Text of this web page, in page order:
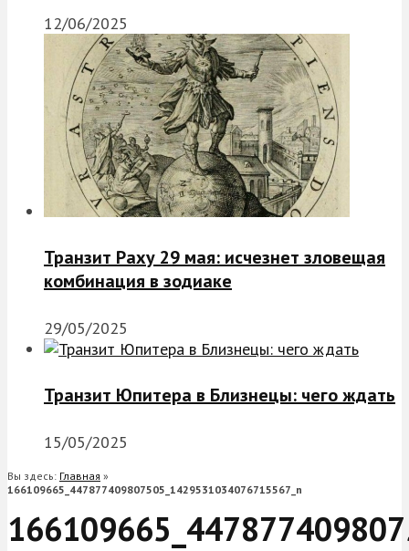
12/06/2025
Транзит Раху 29 мая: исчезнет зловещая
комбинация в зодиаке
29/05/2025
Транзит Юпитера в Близнецы: чего ждать
15/05/2025
Вы здесь: Главная »
166109665_447877409807505_1429531034076715567_n